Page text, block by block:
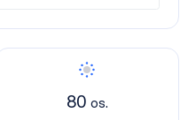
Bankiet
80 os.